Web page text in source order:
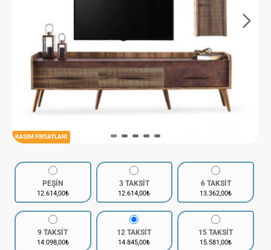
KASIM FIRSATLARI
PEŞİN
12.614,00₺
3 TAKSİT
12.614,00₺
6 TAKSİT
13.362,00₺
9 TAKSİT
14.098,00₺
12 TAKSİT
14.845,00₺
15 TAKSİT
15.581,00₺